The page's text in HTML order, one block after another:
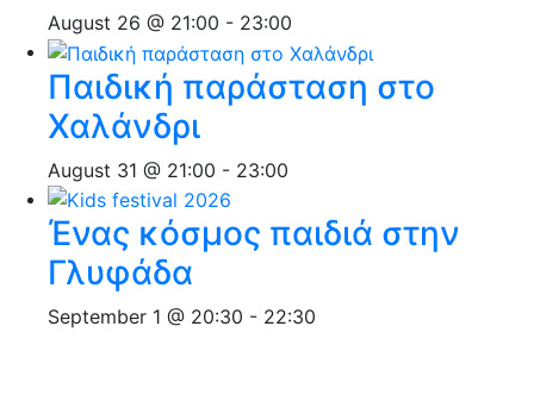
August 26 @ 21:00 - 23:00
Παιδική παράσταση στο
Χαλάνδρι
August 31 @ 21:00 - 23:00
Ένας κόσμος παιδιά στην
Γλυφάδα
September 1 @ 20:30 - 22:30